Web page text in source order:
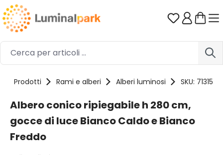
Passa al contenuto principale Hai 0
Prodotti Rami e alberi Alberi luminosi SKU: 71315
Albero conico ripiegabile h 280 cm,
gocce di luce Bianco Caldo e Bianco
Freddo